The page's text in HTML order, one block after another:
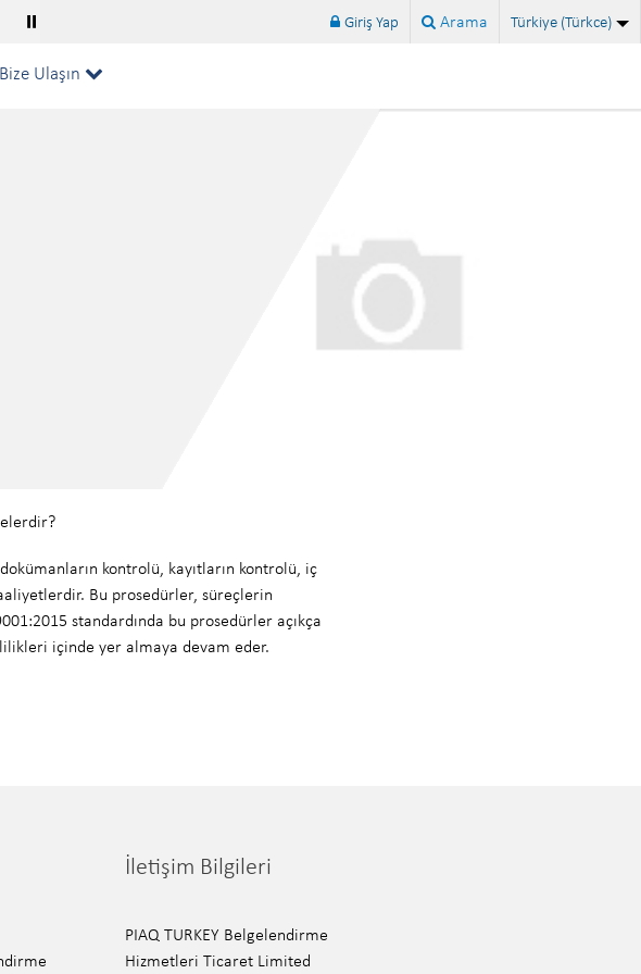
ISO 14001:2026 standardı yayınlandı...
⏸ Giriş Yap Arama Türkiye (Türkce)
Bize Ulaşın
kontrolü, kayıtların kontrolü, iç
Bu prosedürler, süreçlerin
standardında bu prosedürler açıkça
içinde yer almaya devam eder.
İletişim Bilgileri
PIAQ TURKEY Belgelendirme
Hizmetleri Ticaret Limited